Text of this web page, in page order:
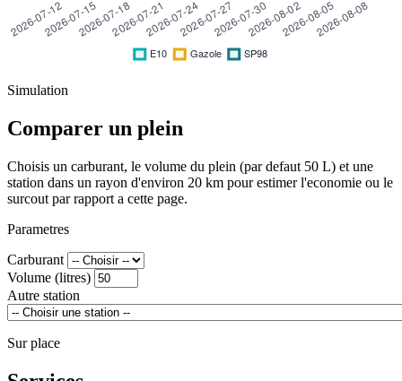
Simulation
Comparer un plein
Choisis un carburant, le volume du plein (par defaut 50 L) et une
station dans un rayon d'environ 20 km pour estimer l'economie ou le
surcout par rapport a cette page.
Parametres
Carburant
Volume (litres)
Autre station
Sur place